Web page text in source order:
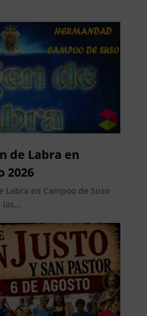
de Labra en
2026
Labra en Campoo de Suso
las...